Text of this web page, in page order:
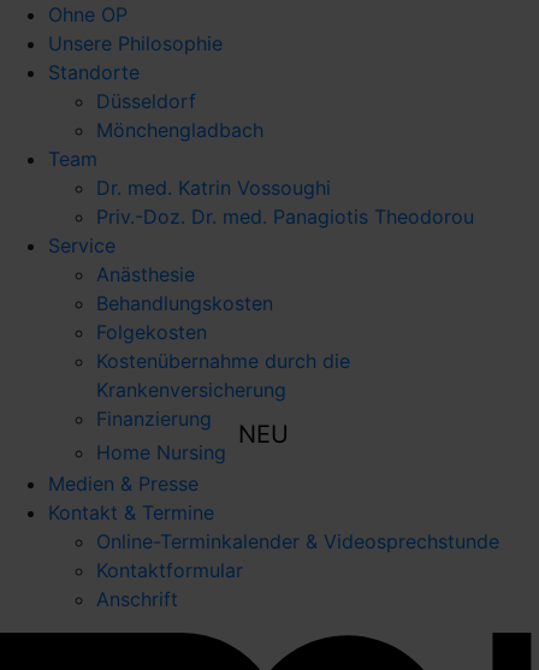
Ohne OP
Unsere Philosophie
Standorte
Düsseldorf
Mönchengladbach
Team
Dr. med. Katrin Vossoughi
Priv.-Doz. Dr. med. Panagiotis Theodorou
Service
Anästhesie
Behandlungskosten
Folgekosten
Kostenübernahme durch die
Krankenversicherung
Finanzierung
Home Nursing
NEU
Medien & Presse
Kontakt & Termine
Online-Terminkalender & Videosprechstunde
Kontaktformular
Anschrift